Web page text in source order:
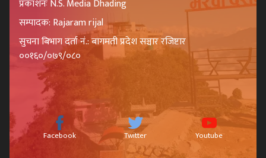
प्रकाशनः N.S. Media Dhading
सम्पादक: Rajaram rijal
सुचना बिभाग दर्ता नं.: बागमती प्रदेश सञ्चार रजिष्टार
००१६०/०७९/०८०
Facebook Twitter Youtube